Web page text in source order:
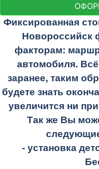
Фиксированная
Новороссийск
факторам:
автомобиля.
заранее, таким
будете знать
увеличится ни
Так же Вы
- установка